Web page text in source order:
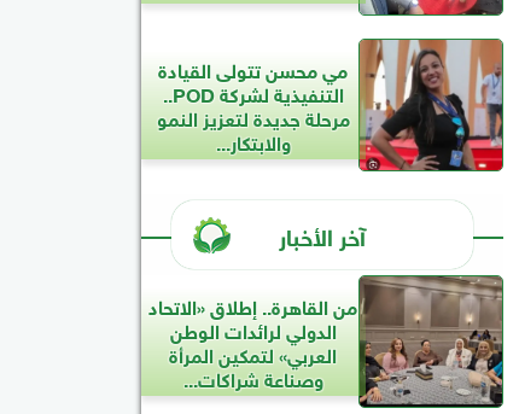
مي محسن تتولى القيادة
التنفيذية لشركة POD..
مرحلة جديدة لتعزيز النمو
والابتكار...
آخر الأخبار
من القاهرة.. إطلاق «الاتحاد
الدولي لرائدات الوطن
العربي» لتمكين المرأة
وصناعة شراكات...